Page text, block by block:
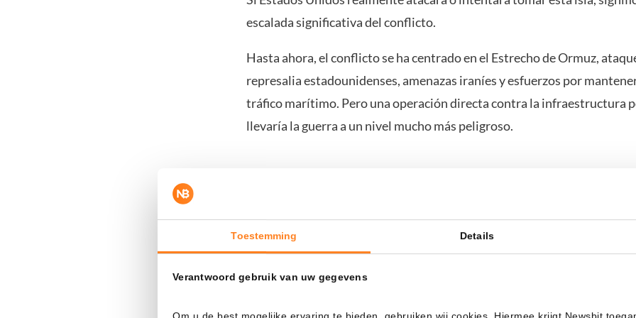
Toestemming Details
Verantwoord gebruik van uw gegevens
escalada significativa del conflicto.
Hasta ahora, el conflicto se ha centrado en el Estrecho de Ormuz,
represalia estadounidenses, amenazas iraníes y esfuerzos por
tráfico marítimo. Pero una operación directa contra la infraestructura
llevaría la guerra a un nivel mucho más peligroso.
clave en la región y la Isla Kharg es estratégica para la exportación de
aumentar rápidamente.